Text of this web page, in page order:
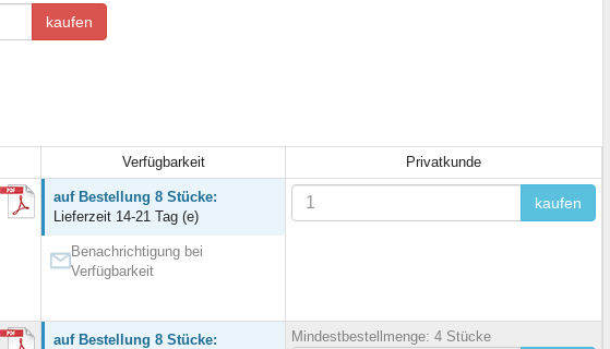
kaufen
Verfügbarkeit
Privatkunde
auf Bestellung 8 Stücke:
Lieferzeit 14-21 Tag (e)
Benachrichtigung bei
Verfügbarkeit
kaufen
auf Bestellung 8 Stücke:
Mindestbestellmenge: 4 Stücke